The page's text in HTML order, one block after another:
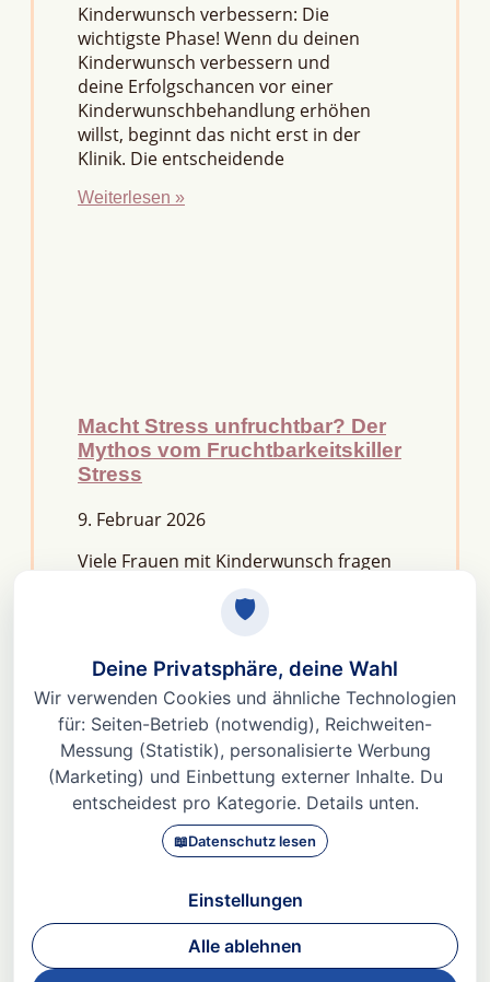
Kinderwunsch verbessern: Die
wichtigste Phase! Wenn du deinen
Kinderwunsch verbessern und
deine Erfolgschancen vor einer
Kinderwunschbehandlung erhöhen
willst, beginnt das nicht erst in der
Klinik. Die entscheidende
Weiterlesen »
Macht Stress unfruchtbar? Der
Mythos vom Fruchtbarkeitskiller
Stress
9. Februar 2026
Viele Frauen mit Kinderwunsch fragen
kurze Antwort lautet: Nein, aber er kann
Fruchtbarkeit aus dem Gleichgewicht
bringen. Denn Stress
Weiterlesen »